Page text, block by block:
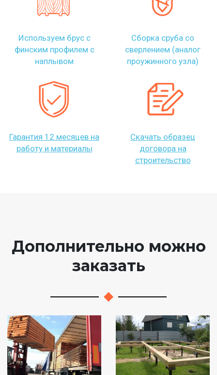
Используем брус с
финским профилем с
наплывом
Сборка сруба со
сверлением (аналог
проужинного узла)
Гарантия 12 месяцев на
работу и материалы
Скачать образец
договора на
строительство
Дополнительно можно
заказать